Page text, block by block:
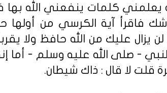
يعلمني كلمات ينفعني الله
فاقرأ آية الكرسي من أولها
لن يزال عليك من الله حافظ ولا
- صلى الله عليه وسلم -
قلت لا قال : ذاك شيطان.